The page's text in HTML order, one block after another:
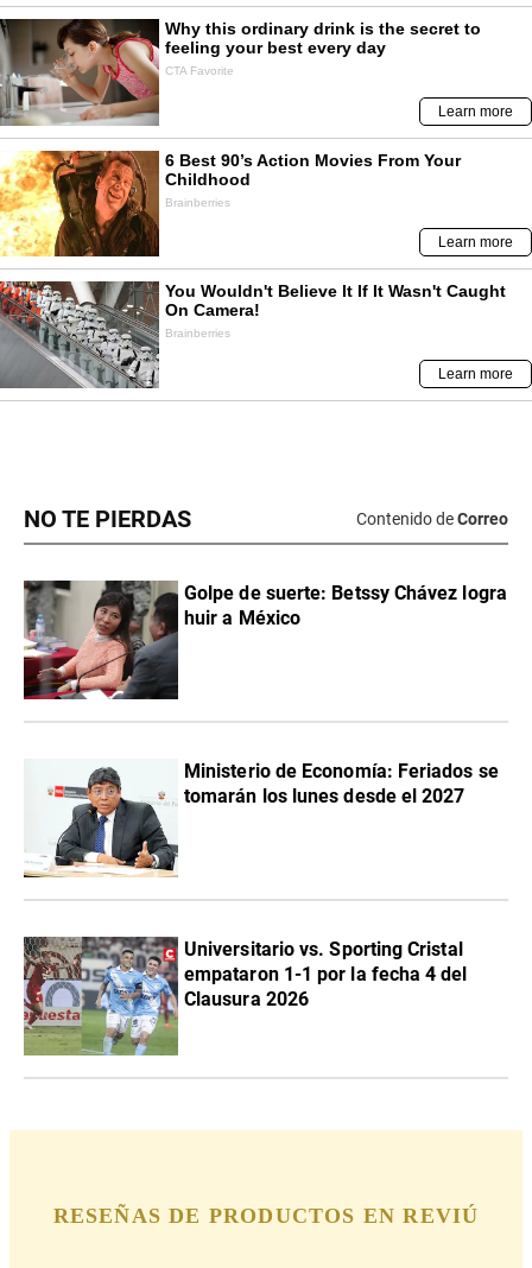
NO TE PIERDAS Contenido deCorreo
Golpe de suerte: Betssy Chávez logra
huir a México
Ministerio de Economía: Feriados se
tomarán los lunes desde el 2027
Universitario vs. Sporting Cristal
empataron 1-1 por la fecha 4 del
Clausura 2026